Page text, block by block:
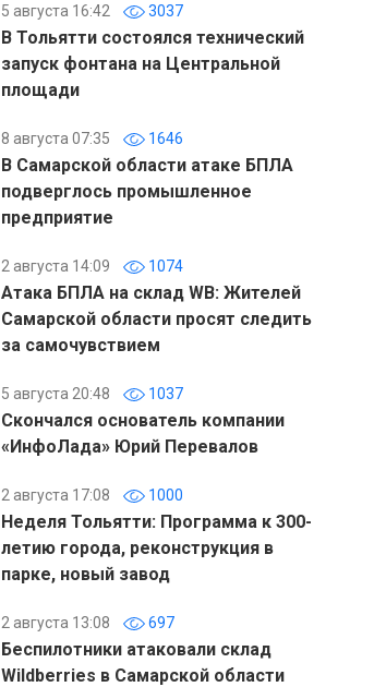
5 августа 16:42 3037
В Тольятти состоялся технический
запуск фонтана на Центральной
площади
8 августа 07:35 1646
В Самарской области атаке БПЛА
подверглось промышленное
предприятие
2 августа 14:09 1074
Атака БПЛА на склад WB: Жителей
Самарской области просят следить
за самочувствием
5 августа 20:48 1037
Скончался основатель компании
«ИнфоЛада» Юрий Перевалов
2 августа 17:08 1000
Неделя Тольятти: Программа к 300-
летию города, реконструкция в
парке, новый завод
2 августа 13:08 697
Беспилотники атаковали склад
Wildberries в Самарской области